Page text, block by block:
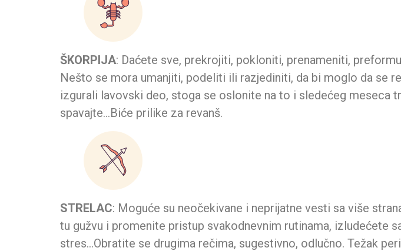
ŠKORPIJA: Daćete sve, prekrojiti, pokloniti, prenameniti,
Nešto se mora umanjiti, podeliti ili razjediniti, da bi moglo da se
izgurali lavovski deo, stoga se oslonite na to i sledećeg meseca
spavajte…Biće prilike za revanš.
STRELAC: Moguće su neočekivane i neprijatne vesti sa više
tu gužvu i promenite pristup svakodnevnim rutinama, izludećete
stres…Obratite se drugima rečima, sugestivno, odlučno. Težak